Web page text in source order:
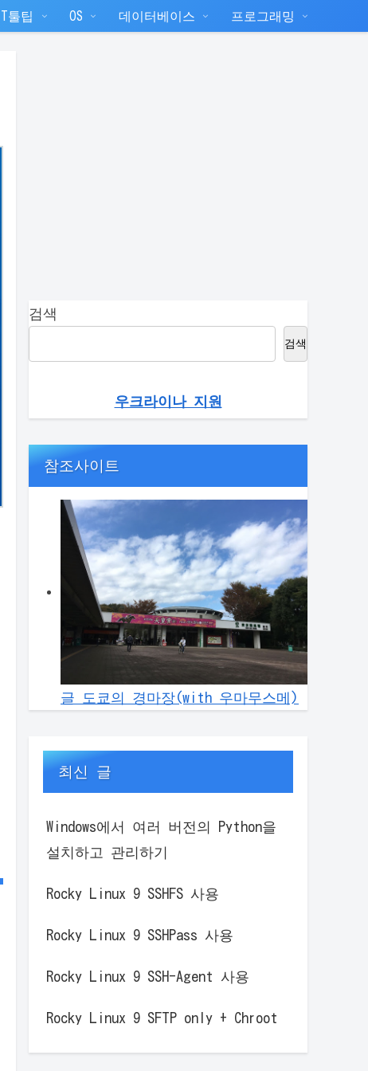
IT툴팁 OS 데이터베이스 프로그래밍
검색
검색
우크라이나 지원
참조사이트
글 도쿄의 경마장(with 우마무스메)
최신 글
Windows에서 여러 버전의 Python을
설치하고 관리하기
Rocky Linux 9 SSHFS 사용
Rocky Linux 9 SSHPass 사용
Rocky Linux 9 SSH-Agent 사용
Rocky Linux 9 SFTP only + Chroot